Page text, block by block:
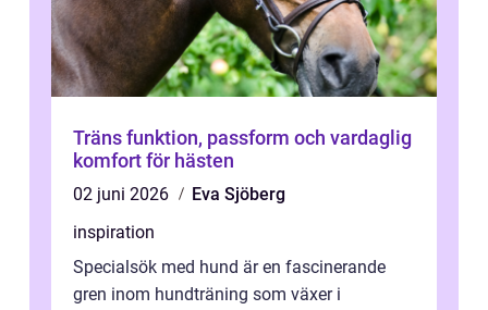
Träns funktion, passform och vardaglig
komfort för hästen
02 juni 2026
Eva Sjöberg
inspiration
Specialsök med hund är en fascinerande
gren inom hundträning som växer i